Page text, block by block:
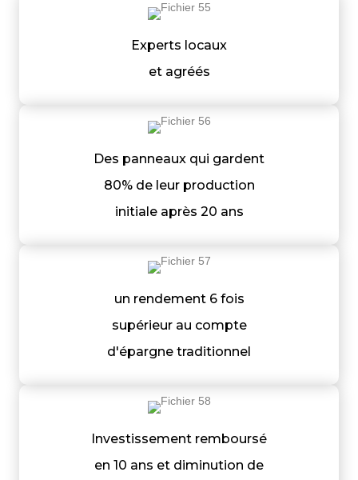
Experts locaux
et agréés
Des panneaux qui gardent
80% de leur production
initiale après 20 ans
un rendement 6 fois
supérieur au compte
d'épargne traditionnel
Investissement remboursé
en 10 ans et diminution de